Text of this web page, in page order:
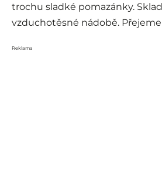
trochu sladké pomazánky.
vzduchotěsné nádobě.
Reklama